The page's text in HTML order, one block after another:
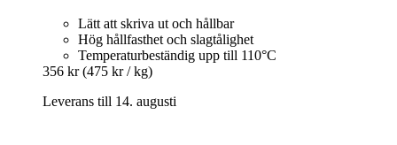
Lätt att skriva ut och hållbar
Hög hållfasthet och slagtålighet
Temperaturbeständig upp till 110°C
356 kr (475 kr / kg)
Leverans till 14. augusti